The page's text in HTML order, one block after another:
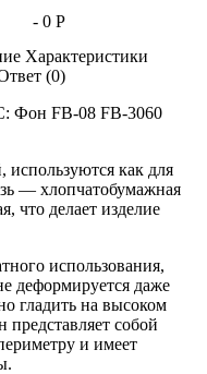
- 0 Р
Характеристики
(0)
Фон FB-08 FB-3060
как для
— хлопчатобумажная
что делает изделие
использования,
деформируется даже
гладить на высоком
собой
и имеет